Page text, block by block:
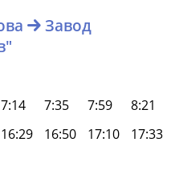
Завод
7:14 7:35 7:59
8:21
16:29 16:50 17:10
17:33